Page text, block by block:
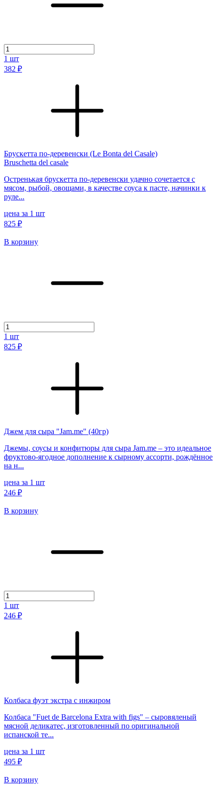
1 шт
382 ₽
Брускетта по-деревенски (Le Bonta del Casale)
Bruschetta del casale
Остренькая брускетта по-деревенски удачно сочетается с
мясом, рыбой, овощами, в качестве соуса к пасте, начинки к
руле...
цена за 1 шт
825 ₽
В корзину
1 шт
825 ₽
Джем для сыра "Jam.me" (40гр)
Джемы, соусы и конфитюры для сыра Jam.me – это идеальное
фруктово-ягодное дополнение к сырному ассорти, рождённое
на н...
цена за 1 шт
246 ₽
В корзину
1 шт
246 ₽
Колбаса фуэт экстра с инжиром
Колбаса "Fuet de Barcelona Extra with figs" – сыровяленый
мясной деликатес, изготовленный по оригинальной
испанской те...
цена за 1 шт
495 ₽
В корзину